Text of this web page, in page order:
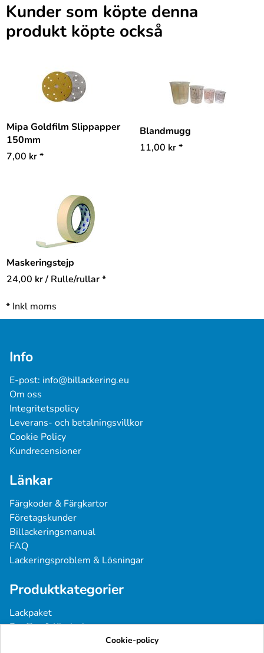
Kunder som köpte denna
produkt köpte också
Mipa Goldfilm Slippapper
150mm
7,00 kr*
Blandmugg
11,00 kr*
Maskeringstejp
24,00 kr/ Rulle/rullar *
* Inkl moms
Info
E-post: info@billackering.eu
Om oss
Integritetspolicy
Leverans- och betalningsvillkor
Cookie Policy
Kundrecensioner
Länkar
Färgkoder & Färgkartor
Företagskunder
Billackeringsmanual
FAQ
Lackeringsproblem & Lösningar
Produktkategorier
Lackpaket
Basfärg & Klarlack
Cookie-policy